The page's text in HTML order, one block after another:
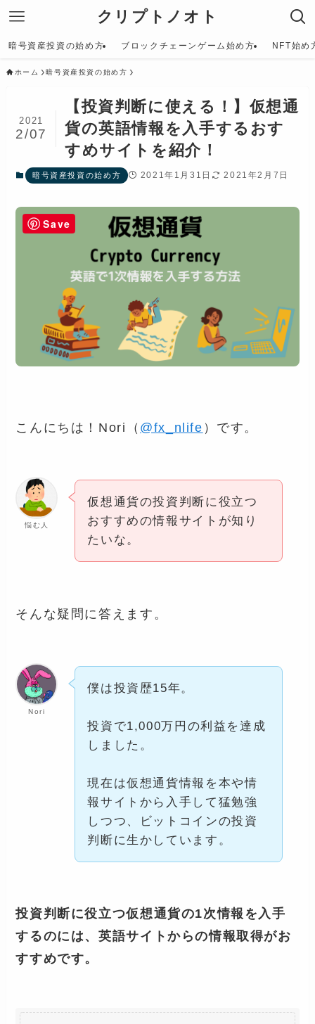
クリプトノオト
暗号資産投資の始め方 ブロックチェーンゲーム始め方 NFT始め
ホーム 暗号資産投資の始め方
【投資判断に使える！】仮想通
貨の英語情報を入手するおす
すめサイトを紹介！
2021
2/07
暗号資産投資の始め方 2021年1月31日 2021年2月7日
こんにちは！Nori（ @fx_nlife ）です。
悩む人
仮想通貨の投資判断に役立つ
おすすめの情報サイトが知り
たいな。
そんな疑問に答えます。
Nori
僕は投資歴15年。
投資で1,000万円の利益を達成
しました。
現在は仮想通貨情報を本や情
報サイトから入手して猛勉強
しつつ、ビットコインの投資
判断に生かしています。
投資判断に役立つ仮想通貨の1次情報を入手
するのには、英語サイトからの情報取得がお
すすめです。
Save